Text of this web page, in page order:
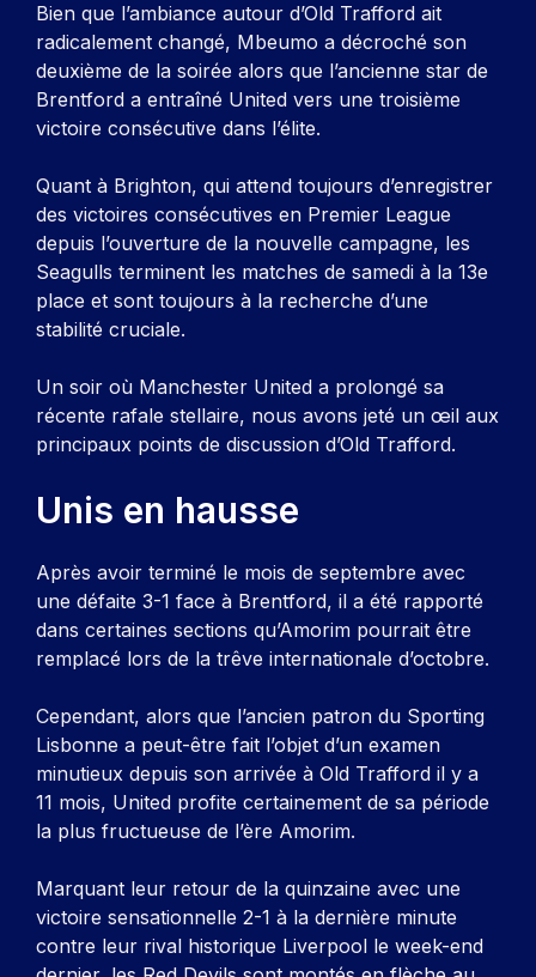
Bien que l’ambiance autour d’Old Trafford ait
radicalement changé, Mbeumo a décroché son
deuxième de la soirée alors que l’ancienne star de
Brentford a entraîné United vers une troisième
victoire consécutive dans l’élite.
Quant à Brighton, qui attend toujours d’enregistrer
des victoires consécutives en Premier League
depuis l’ouverture de la nouvelle campagne, les
Seagulls terminent les matches de samedi à la 13e
place et sont toujours à la recherche d’une
stabilité cruciale.
Un soir où Manchester United a prolongé sa
récente rafale stellaire, nous avons jeté un œil aux
principaux points de discussion d’Old Trafford.
Unis en hausse
Après avoir terminé le mois de septembre avec
une défaite 3-1 face à Brentford, il a été rapporté
dans certaines sections qu’Amorim pourrait être
remplacé lors de la trêve internationale d’octobre.
Cependant, alors que l’ancien patron du Sporting
Lisbonne a peut-être fait l’objet d’un examen
minutieux depuis son arrivée à Old Trafford il y a
11 mois, United profite certainement de sa période
la plus fructueuse de l’ère Amorim.
Marquant leur retour de la quinzaine avec une
victoire sensationnelle 2-1 à la dernière minute
contre leur rival historique Liverpool le week-end